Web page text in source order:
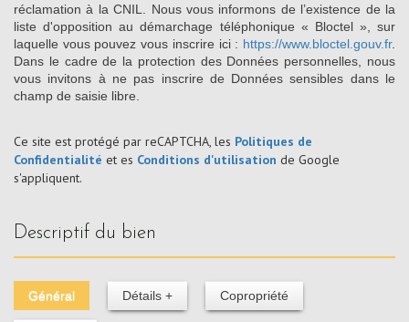
réclamation à la CNIL. Nous vous informons de l’existence de la
liste d'opposition au démarchage téléphonique « Bloctel », sur
laquelle vous pouvez vous inscrire ici : https://www.bloctel.gouv.fr.
Dans le cadre de la protection des Données personnelles, nous
vous invitons à ne pas inscrire de Données sensibles dans le
champ de saisie libre.
Ce site est protégé par reCAPTCHA, les Politiques de
Confidentialité et es Conditions d'utilisation de Google
s'appliquent.
descriptif du bien
Général Détails + Copropriété